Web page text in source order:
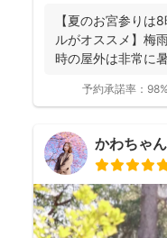
【夏のお宮参りは
ルがオススメ】梅
時の屋外は非常に
予約承諾率： 98%
かわちゃ